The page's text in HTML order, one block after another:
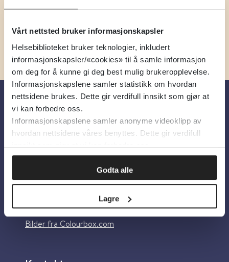
Vårt nettsted bruker informasjonskapsler
Helsebiblioteket bruker teknologier, inkludert
informasjonskapsler/«cookies» til å samle informasjon
om deg for å kunne gi deg best mulig brukeropplevelse.
Informasjonskapslene samler statistikk om hvordan
nettsidene brukes. Dette gir verdifull innsikt som gjør at
vi kan forbedre oss.
Informasjonskapslene samler anonyme videoklipp av
hvordan nettsidene våres benyttes. Dette gir verdifull
innsikt som gjør at vi kan forbedre oss.
Godta alle
Lagre
Om oss
Personvern og informasjonskapsler
Tilgjengelighetserklæring
Information in English
Bilder fra Colourbox.com